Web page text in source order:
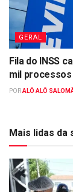
GERAL
Fila do INSS
mil processos
PORALÔ ALÔ
Mais lidas da